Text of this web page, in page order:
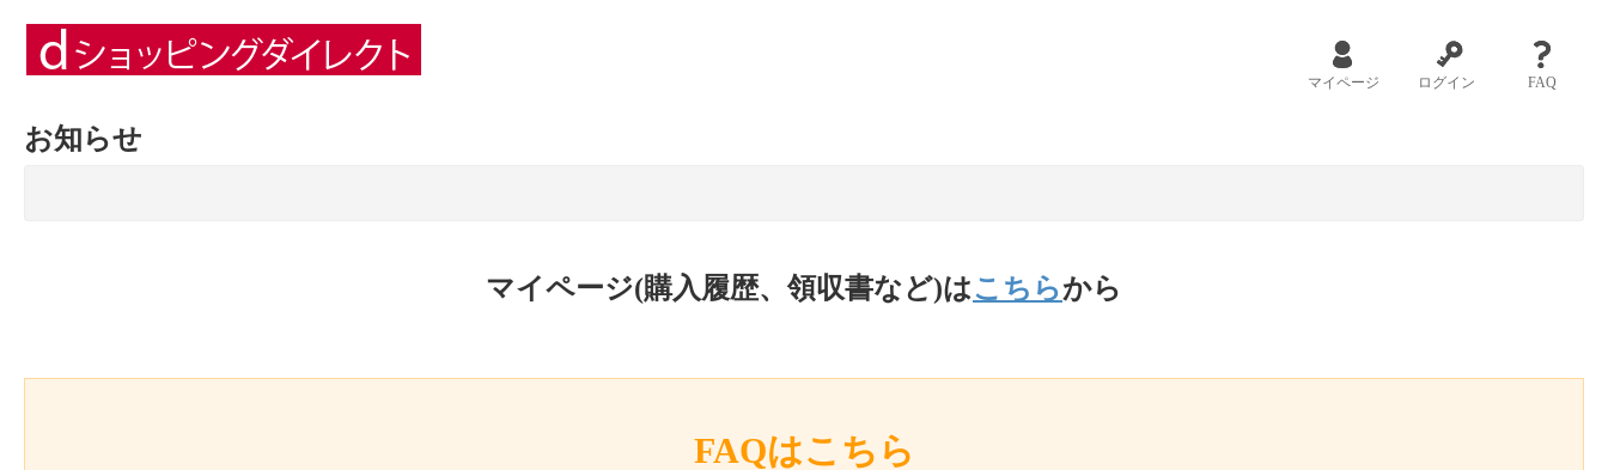
マイページ ログイン FAQ
お知らせ
マイページ(購入履歴、領収書など)はこちらから
FAQはこちら